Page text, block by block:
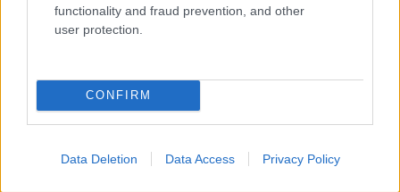
functionality and fraud prevention, and other
user protection.
CONFIRM
Data Deletion Data Access Privacy Policy